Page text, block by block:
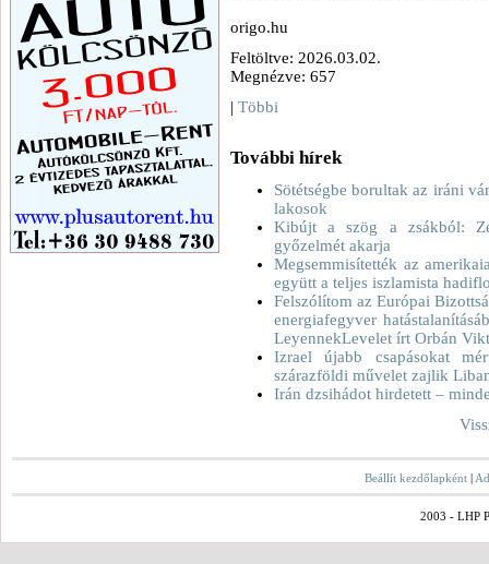
origo.hu
Feltöltve: 2026.03.02.
Megnézve: 657
| Többi
További hírek
Sötétségbe borultak az iráni
lakosok
Kibújt a szög a zsákból:
győzelmét akarja
Megsemmisítették az
együtt a teljes iszlamista
Felszólítom az Európai
energiafegyver
LeyennekLevelet írt Orbán
Izrael újabb csapásokat
szárazföldi művelet zajlik
Irán dzsihádot hirdetett –
Beállít kezdőlapként |
2003 - LHP